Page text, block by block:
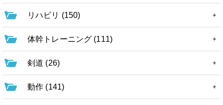
リハビリ (150)
体幹トレーニング (111)
剣道 (26)
動作 (141)